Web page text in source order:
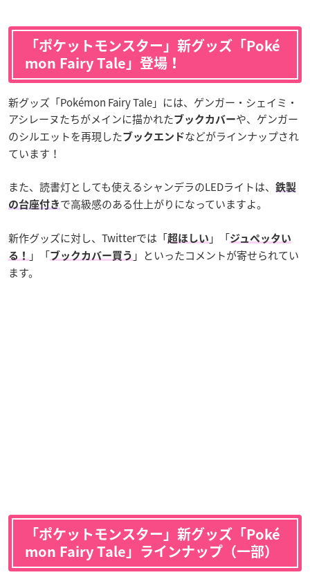
「ポケットモンスター」新グッズ「Poké
mon Fairy Tale」登場！
新グッズ「Pokémon Fairy Tale」には、ゲンガー・シェイミ・
アシレーヌたちがメインに描かれたブックカバーや、ゲンガー
のシルエットを再現したブックエンドなどがラインナップされ
ています！
また、読書灯としても使えるシャンデラのLEDライトは、
鉄製
の台座付き で高級感のある仕上がりになっていますよ。
新作グッズに対し、Twitterでは「超ほしい 」「ジュペッタい
る！
」「ブックカバー買う 」といったコメントが寄せられてい
ます。
「ポケットモンスター」新グッズ「Poké
mon Fairy Tale」ラインナップ（一部）